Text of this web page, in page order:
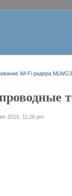
Wi-Fi ридера
2016, 11:26 pm